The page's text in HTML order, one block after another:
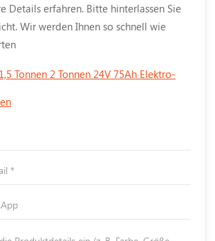
Details erfahren. Bitte hinterlassen Sie
Wir werden Ihnen so schnell wie
1,5 Tonnen 2 Tonnen 24V 75Ah Elektro-